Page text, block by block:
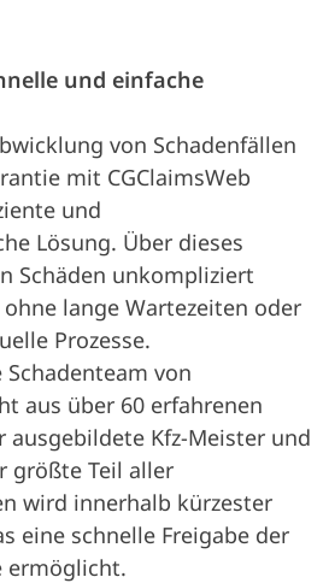
und einfache
von Schadenfällen
mit CGClaimsWeb
und
Lösung. Über dieses
Schäden unkompliziert
lange Wartezeiten oder
Prozesse.
von
aus über 60 erfahrenen
ausgebildete Kfz-Meister und
größte Teil aller
wird innerhalb kürzester
eine schnelle Freigabe der
ermöglicht.